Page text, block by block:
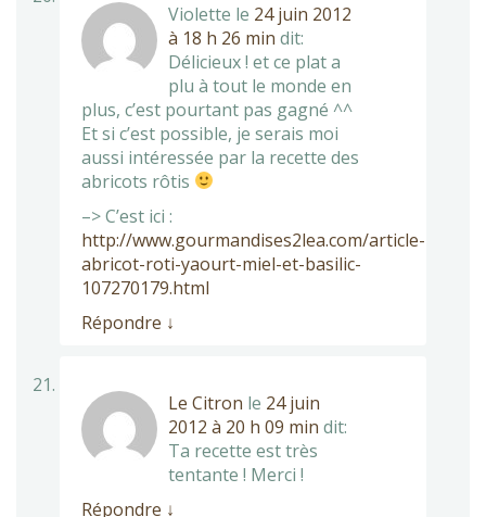
Violette le 24 juin 2012
à 18 h 26 min dit:
Délicieux ! et ce plat a
plu à tout le monde en
plus, c’est pourtant pas gagné ^^
Et si c’est possible, je serais moi
aussi intéressée par la recette des
abricots rôtis
–> C’est ici :
http://www.gourmandises2lea.com/article-
abricot-roti-yaourt-miel-et-basilic-
107270179.html
Répondre ↓
Le Citron le 24 juin
2012 à 20 h 09 min dit:
Ta recette est très
tentante ! Merci !
Répondre ↓